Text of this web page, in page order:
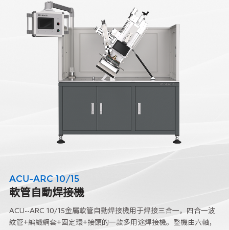
ACU-ARC 10/15
軟管自動焊接機
ACU--ARC 10/15金屬軟管自動焊接機用于焊接三合一，四合一波
紋管+編織網套+固定環+接頭的一款多用途焊接機。整機由六軸，